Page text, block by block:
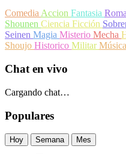
ComediaAccion Fantasia
Shounen Ciencia Ficción
Seinen Magia Misterio Mecha
Shoujo Historico MilitarMúsica
Chat en vivo
Cargando chat…
Populares
Hoy Semana Mes